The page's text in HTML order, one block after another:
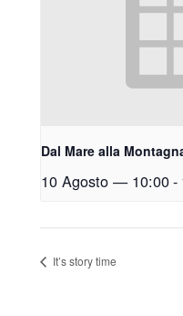
Dal Mare alla
10 Agosto — 10:00-
It’s story time